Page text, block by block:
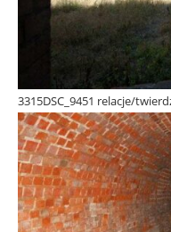
3315DSC_9451 relacje/